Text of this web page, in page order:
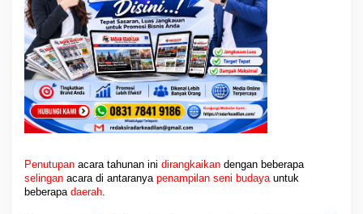
Penutupan acara tahunan ini dirangkaikan dengan beberapa
selingan acara di antaranya penampilan seni budaya untuk
beberapa daerah